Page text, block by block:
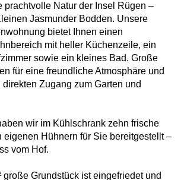
prachtvolle Natur der Insel Rügen –
Jasmunder Bodden. Unsere
bietet Ihnen einen
mit heller Küchenzeile, ein
sowie ein kleines Bad. Große
für eine freundliche Atmosphäre und
Zugang zum Garten und
wir im Kühlschrank zehn frische
eigenen Hühnern für Sie bereitgestellt –
vom Hof.
große Grundstück ist eingefriedet und